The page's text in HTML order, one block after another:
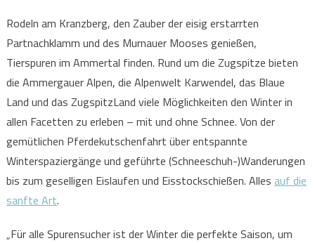
Rodeln am Kranzberg, den Zauber der eisig erstarrten
Partnachklamm und des Murnauer Mooses genießen,
Tierspuren im Ammertal finden. Rund um die Zugspitze bieten
die Ammergauer Alpen, die Alpenwelt Karwendel, das Blaue
Land und das ZugspitzLand viele Möglichkeiten den Winter in
allen Facetten zu erleben – mit und ohne Schnee. Von der
gemütlichen Pferdekutschenfahrt über entspannte
Winterspaziergänge und geführte (Schneeschuh-)Wanderungen
bis zum geselligen Eislaufen und Eisstockschießen. Alles auf die
sanfte Art.
„Für alle Spurensucher ist der Winter die perfekte Saison, um